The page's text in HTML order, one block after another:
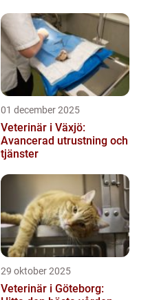
01 december 2025
Veterinär i Växjö:
Avancerad utrustning och
tjänster
29 oktober 2025
Veterinär i Göteborg: